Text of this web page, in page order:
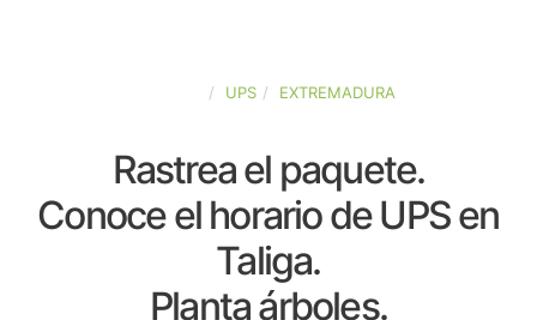
UPS EXTREMADURA
Rastrea el paquete.
Conoce el horario de UPS en
Taliga.
Planta árboles.